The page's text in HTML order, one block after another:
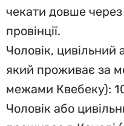
чекати довше
провінції.
Чоловік,
який проживає за
межами Квебеку):
Чоловік або